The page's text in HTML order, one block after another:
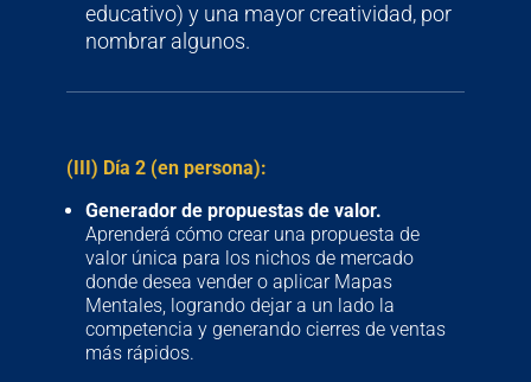
educativo) y una mayor creatividad, por
nombrar algunos.
(III) Día 2 (en persona):
Generador de propuestas de valor.
Aprenderá cómo crear una propuesta de
valor única para los nichos de mercado
donde desea vender o aplicar Mapas
Mentales, logrando dejar a un lado la
competencia y generando cierres de ventas
más rápidos.